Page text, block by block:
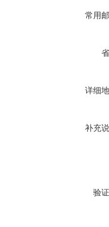
常用
详细
补充
验